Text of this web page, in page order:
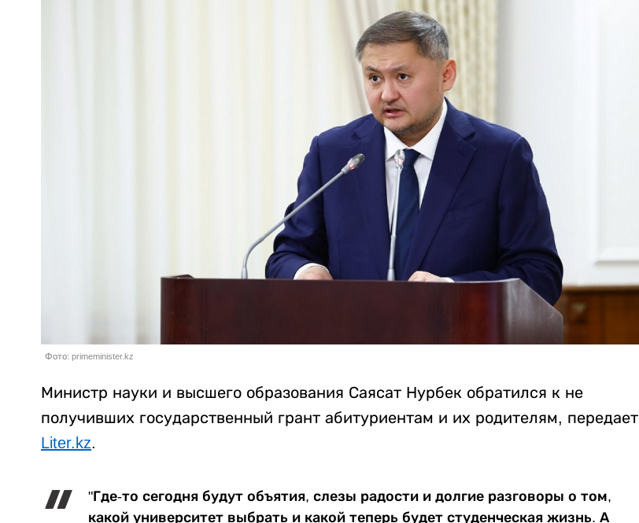
Фото: primeminister.kz
Министр науки и высшего образования Саясат Нурбек обратился к не
получивших государственный грант абитуриентам и их родителям, передает
Liter.kz.
"Где-то сегодня будут объятия, слезы радости и долгие разговоры о том,
какой университет выбрать и какой теперь будет студенческая жизнь. А